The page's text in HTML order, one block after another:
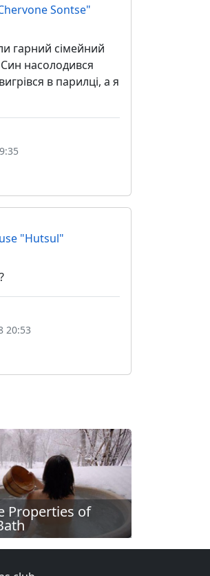
Sontse"
гарний сімейний
насолодився
в парилці, а я
"Hutsul"
20:53
Properties of